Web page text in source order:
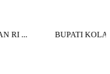
BUPATI KOLAKA